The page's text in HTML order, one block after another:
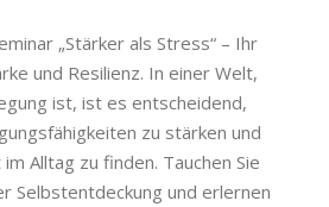
„Stärker als Stress“ – Ihr
und Resilienz. In einer Welt,
ist, ist es entscheidend,
zu stärken und
Alltag zu finden. Tauchen Sie
Selbstentdeckung und erlernen